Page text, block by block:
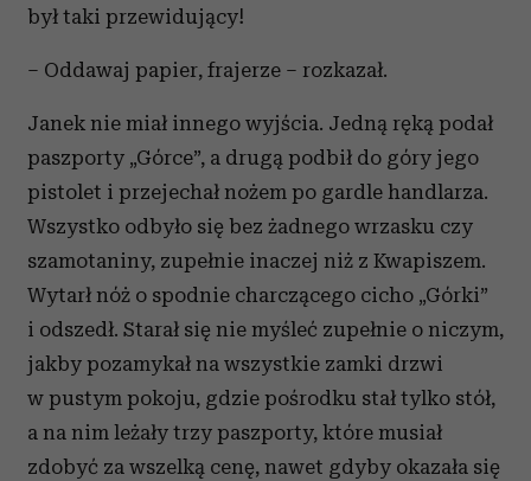
był taki przewidujący!
– Oddawaj papier, frajerze – rozkazał.
Janek nie miał innego wyjścia. Jedną ręką podał
paszporty „Górce”, a drugą podbił do góry jego
pistolet i przejechał nożem po gardle handlarza.
Wszystko odbyło się bez żadnego wrzasku czy
szamotaniny, zupełnie inaczej niż z Kwapiszem.
Wytarł nóż o spodnie charczącego cicho „Górki”
i odszedł. Starał się nie myśleć zupełnie o niczym,
jakby pozamykał na wszystkie zamki drzwi
w pustym pokoju, gdzie pośrodku stał tylko stół,
a na nim leżały trzy paszporty, które musiał
zdobyć za wszelką cenę, nawet gdyby okazała się